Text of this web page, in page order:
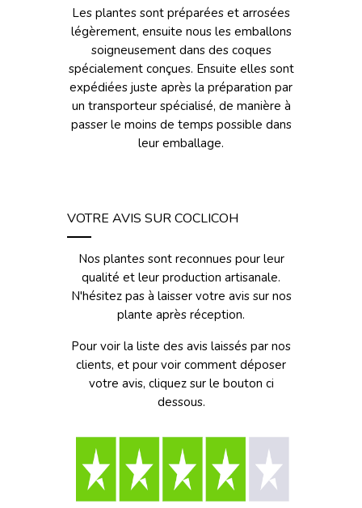
Les plantes sont préparées et arrosées
légèrement, ensuite nous les emballons
soigneusement dans des coques
spécialement conçues. Ensuite elles sont
expédiées juste après la préparation par
un transporteur spécialisé, de manière à
passer le moins de temps possible dans
leur emballage.
VOTRE AVIS SUR COCLICOH
Nos plantes sont reconnues pour leur
qualité et leur production artisanale.
N'hésitez pas à laisser votre avis sur nos
plante après réception.
Pour voir la liste des avis laissés par nos
clients, et pour voir comment déposer
votre avis, cliquez sur le bouton ci
dessous.